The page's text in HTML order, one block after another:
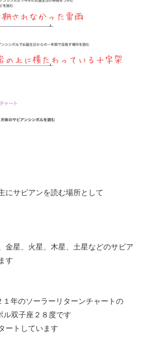
にサビアンを読む場所として
金星、火星、木星、土星などのサビア
す
１年のソーラーリターンチャートの
ル双子座２８度です
ートしています